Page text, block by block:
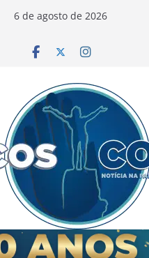
6 de agosto de 2026